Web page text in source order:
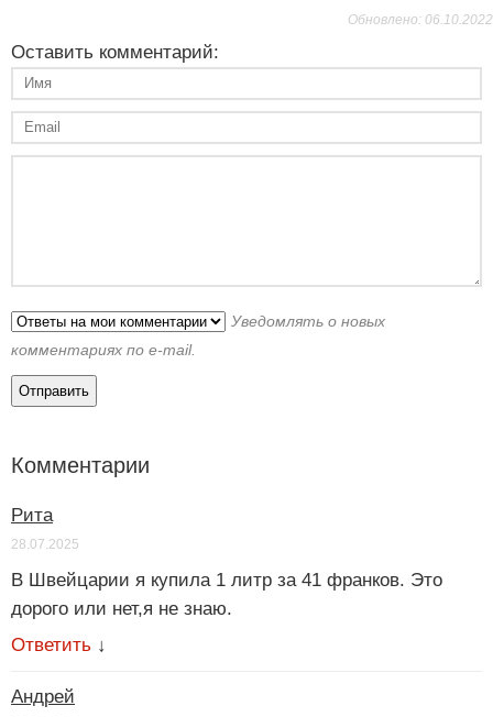
Обновлено: 06.10.2022
Оставить комментарий:
Уведомлять о новых
комментариях по e-mail.
Комментарии
Рита
28.07.2025
В Швейцарии я купила 1 литр за 41 франков. Это
дорого или нет,я не знаю.
Ответить ↓
Андрей